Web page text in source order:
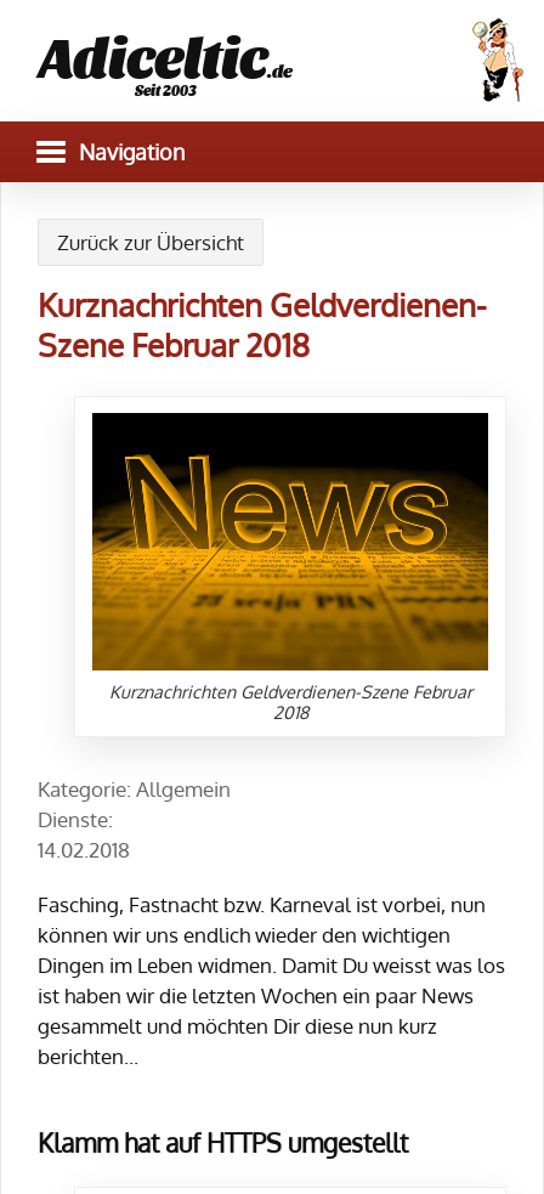
Adiceltic.de
Seit 2003
Zurück zur Übersicht
Kurznachrichten Geldverdienen-
Szene Februar 2018
Kurznachrichten Geldverdienen-Szene Februar
2018
Kategorie: Allgemein
Dienste:
14.02.2018
Fasching, Fastnacht bzw. Karneval ist vorbei, nun
können wir uns endlich wieder den wichtigen
Dingen im Leben widmen. Damit Du weisst was los
ist haben wir die letzten Wochen ein paar News
gesammelt und möchten Dir diese nun kurz
berichten...
Klamm hat auf HTTPS umgestellt